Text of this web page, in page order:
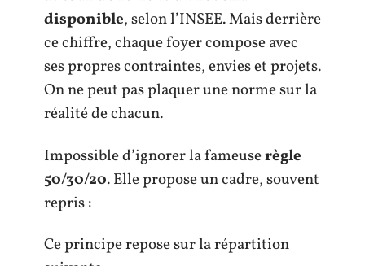
disponible, selon l’INSEE. Mais derrière
ce chiffre, chaque foyer compose avec
ses propres contraintes, envies et projets.
On ne peut pas plaquer une norme sur la
réalité de chacun.
Impossible d’ignorer la fameuserègle
50/30/20. Elle propose un cadre, souvent
repris :
Ce principe repose sur la répartition